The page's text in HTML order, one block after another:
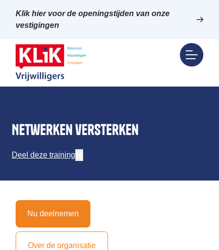
Klik hier voor de openingstijden van onze
vestigingen
Netwerken versterken
Deel deze training
Nu deelnemen
Over de organisatie